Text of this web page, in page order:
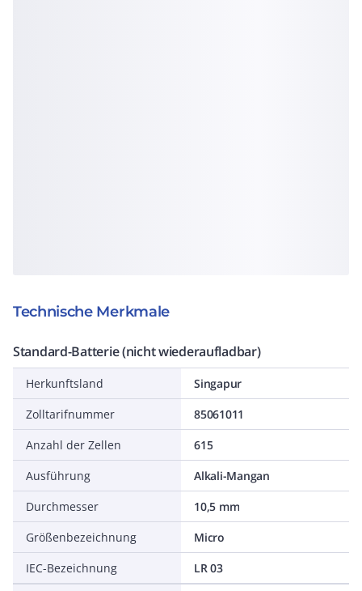
Technische Merkmale
Standard-Batterie (nicht wiederaufladbar)
Herkunftsland
Singapur
Zolltarifnummer
85061011
Anzahl der Zellen
615
Ausführung
Alkali-Mangan
Durchmesser
10,5 mm
Größenbezeichnung
Micro
IEC-Bezeichnung
LR 03